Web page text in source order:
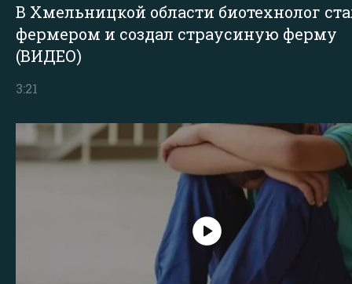
В Хмельницкой области биотехнолог
фермером и создал страусиную ферму
(ВИДЕО)
3:21